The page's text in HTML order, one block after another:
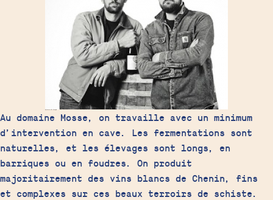
Sylvestre & Joseph
Au domaine Mosse, on travaille avec un minimum
d’intervention en cave. Les fermentations sont
naturelles, et les élevages sont longs, en
barriques ou en foudres. On produit
majoritairement des vins blancs de Chenin, fins
et complexes sur ces beaux terroirs de schiste.